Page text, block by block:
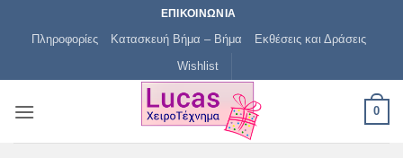
ΕΠΙΚΟΙΝΩΝΙΑ
Πληροφορίες Κατασκευή Βήμα – Βήμα
Εκθέσεις και Δράσεις
Wishlist
0